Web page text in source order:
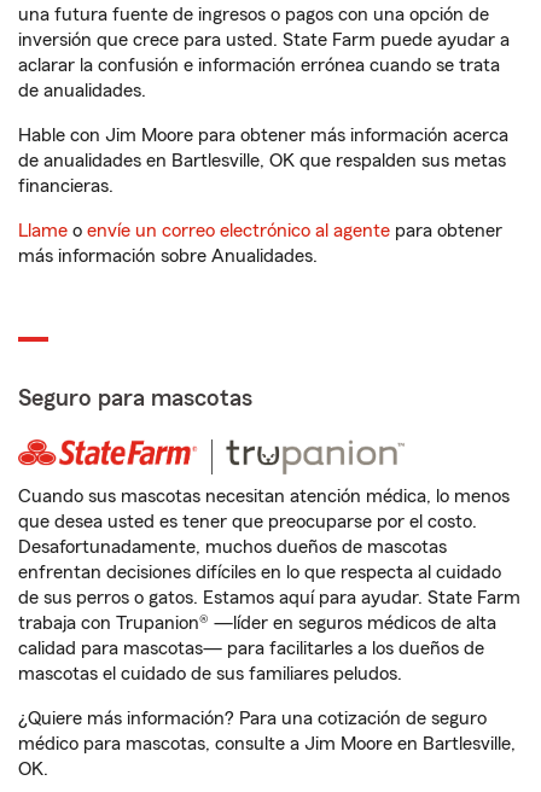
una futura fuente de ingresos o pagos con una opción de
inversión que crece para usted. State Farm puede ayudar a
aclarar la confusión e información errónea cuando se trata
de anualidades.
Hable con Jim Moore para obtener más información acerca
de anualidades en Bartlesville, OK que respalden sus metas
financieras.
Llame o envíe un correo electrónico al agente para obtener
más información sobre Anualidades.
Seguro para mascotas
Cuando sus mascotas necesitan atención médica, lo menos
que desea usted es tener que preocuparse por el costo.
Desafortunadamente, muchos dueños de mascotas
enfrentan decisiones difíciles en lo que respecta al cuidado
de sus perros o gatos. Estamos aquí para ayudar. State Farm
trabaja con Trupanion® —líder en seguros médicos de alta
calidad para mascotas— para facilitarles a los dueños de
mascotas el cuidado de sus familiares peludos.
¿Quiere más información? Para una cotización de seguro
médico para mascotas, consulte a Jim Moore en Bartlesville,
OK.